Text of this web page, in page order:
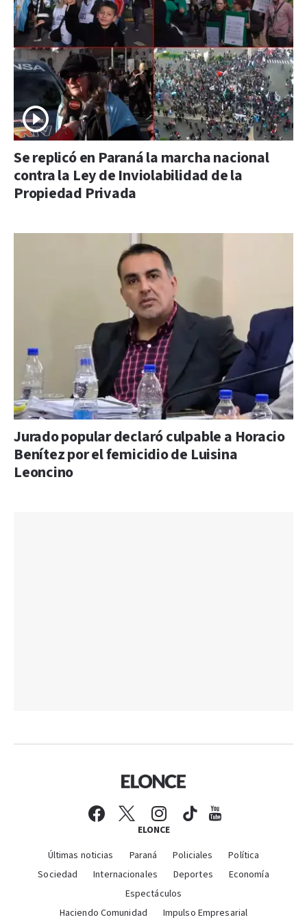
Se replicó en Paraná la marcha nacional
contra la Ley de Inviolabilidad de la
Propiedad Privada
Jurado popular declaró culpable a Horacio
Benítez por el femicidio de Luisina
Leoncino
ELONCE
Últimas noticias Paraná Policiales
Política
Sociedad
Internacionales Deportes
Economía
Espectáculos
Haciendo Comunidad
Impulso Empresarial